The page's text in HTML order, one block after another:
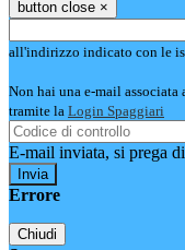
button close ×
all'indirizzo indicato con le
Non hai una e-mail
tramite la Login Spaggiari
E-mail inviata, si prega
Errore
Chiudi